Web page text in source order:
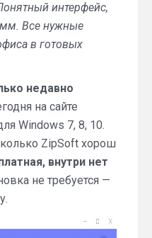
интерфейс,
Все нужные
в готовых
недавно
на сайте
Windows 7, 8, 10.
ZipSoft хорош
внутри нет
не требуется —